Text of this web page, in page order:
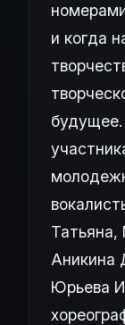
и когда
Татьяна,
Аникина
Юрьева